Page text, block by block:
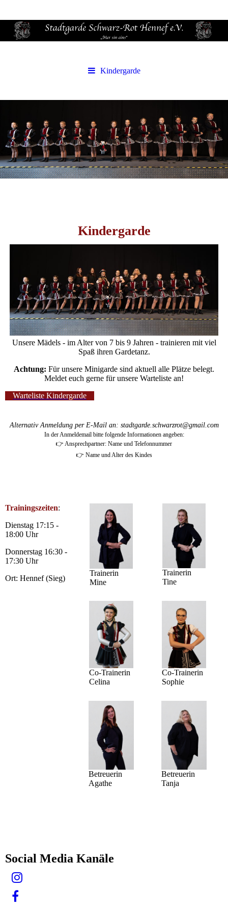
Kindergarde
Kindergarde
Unsere Mädels - im Alter von 7 bis 9 Jahren - trainieren mit viel
Spaß ihren Gardetanz.
Achtung: Für unsere Minigarde sind aktuell alle Plätze belegt.
Meldet euch gerne für unsere Warteliste an!
Warteliste Kindergarde
Alternativ Anmeldung per E-Mail an: stadtgarde.schwarzrot@gmail.com
In der Anmeldemail bitte folgende Informationen angeben:
👉 Ansprechpartner: Name und Telefonnummer
👉 Name und Alter des Kindes
Trainingszeiten:
Dienstag 17:15 -
18:00 Uhr
Donnerstag 16:30 -
17:30 Uhr
Ort: Hennef (Sieg)
Trainerin
Mine
Trainerin
Tine
Co-Trainerin
Celina
Co-Trainerin
Sophie
Betreuerin
Agathe
Betreuerin
Tanja
Social Media Kanäle